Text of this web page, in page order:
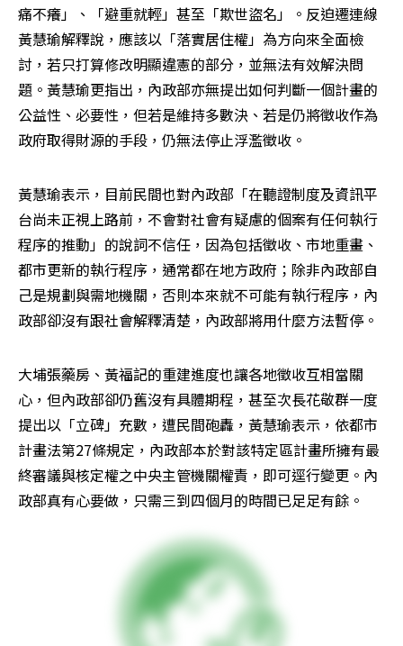
痛不癢」、「避重就輕」甚至「欺世盜名」。反迫遷連線
黃慧瑜解釋說，應該以「落實居住權」為方向來全面檢
討，若只打算修改明顯違憲的部分，並無法有效解決問
題。黃慧瑜更指出，內政部亦無提出如何判斷一個計畫的
公益性、必要性，但若是維持多數決、若是仍將徵收作為
政府取得財源的手段，仍無法停止浮濫徵收。
黃慧瑜表示，目前民間也對內政部「在聽證制度及資訊平
台尚未正視上路前，不會對社會有疑慮的個案有任何執行
程序的推動」的說詞不信任，因為包括徵收、市地重畫、
都市更新的執行程序，通常都在地方政府；除非內政部自
己是規劃與需地機關，否則本來就不可能有執行程序，內
政部卻沒有跟社會解釋清楚，內政部將用什麼方法暫停。
大埔張藥房、黃福記的重建進度也讓各地徵收互相當關
心，但內政部卻仍舊沒有具體期程，甚至次長花敬群一度
提出以「立碑」充數，遭民間砲轟，黃慧瑜表示，依都市
計畫法第27條規定，內政部本於對該特定區計畫所擁有最
終審議與核定權之中央主管機關權責，即可逕行變更。內
政部真有心要做，只需三到四個月的時間已足足有餘。